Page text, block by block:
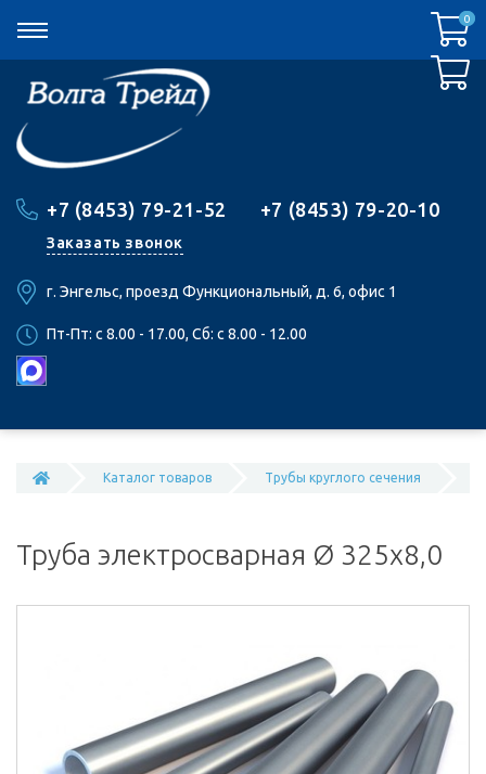
+7 (8453) 79-21-52 +7 (8453) 79-20-10
Заказать звонок
г. Энгельс, проезд Функциональный, д. 6, офис 1
Пт-Пт: c 8.00 - 17.00, Сб: c 8.00 - 12.00
0
0
Каталог товаров Трубы круглого сечения
Труба электросварная Ø 325х8,0